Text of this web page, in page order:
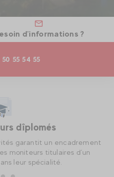
d'informations ?
55 54 55
dîplomés
garantit un encadrement
moniteurs titulaires d’un
leur spécialité.